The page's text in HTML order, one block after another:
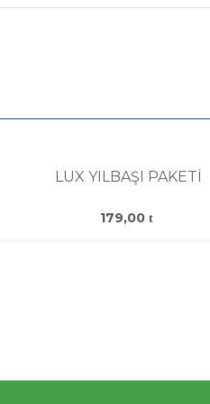
LUX YILBAŞI PAKETİ
179,00